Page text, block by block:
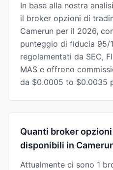
In base alla nostra
il broker opzioni di
Camerun per il 2026,
punteggio di fiducia 95/
regolamentati da SEC,
MAS e offrono
da $0.0005 to $0.0035
Quanti broker
disponibili in
Attualmente ci sono 1